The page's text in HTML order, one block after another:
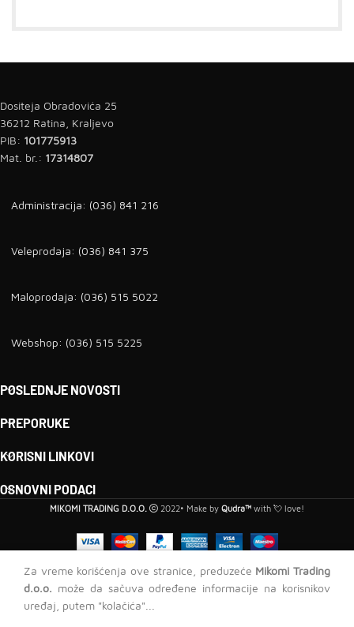
Dositeja Obradovića 25
36212 Ratina, Kraljevo
PIB: 101775913
Mat. br.: 17314807
Administracija: (036) 841 216
Veleprodaja: (036) 841 375
Maloprodaja: (036) 515 5022
Webshop: (036) 515 5225
POSLEDNJE NOVOSTI
PREPORUKE
KORISNI LINKOVI
OSNOVNI PODACI
MIKOMI TRADING D.O.O. 2022• Make by Qudra™ with 💘 love!
KorpaMoj nalog
Za vreme korišćenja ove stranice, preduzeće Mikomi Trading
d.o.o. može da sačuva određene informacije na korisnikov
uređaj, putem "kolačića"...
Deco
lajsna Q-
ST 10
1.005,00